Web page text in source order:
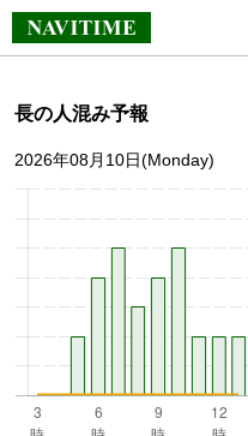
長の人混み予報
2026年08月10日(Monday)